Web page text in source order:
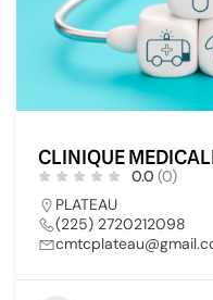
CLINIQUE
0.0 (0)
PLATEAU
(225) 2720212098